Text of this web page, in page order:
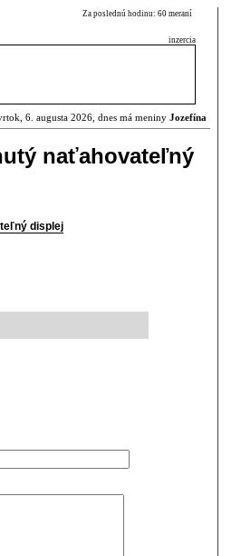
Za poslednú hodinu: 60 meraní
inzercia
6. augusta 2026, dnes má meniny Jozefína
naťahovateľný
displej